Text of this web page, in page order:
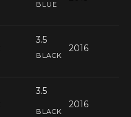
BLUE
3.5
2016
BLACK
3.5
2016
BLACK